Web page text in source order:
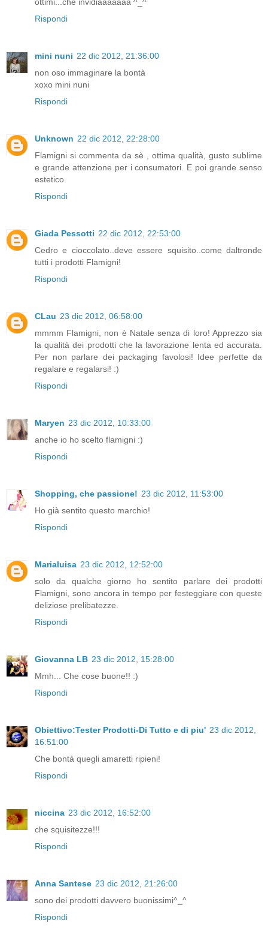
Rispondi
mini nuni 22 dic 2012, 21:36:00
non oso immaginare la bontà
xoxo mini nuni
Rispondi
Unknown 22 dic 2012, 22:28:00
Flamigni si commenta da sè , ottima qualità, gusto sublime
e grande attenzione per i consumatori. E poi grande senso
estetico.
Rispondi
Giada Pessotti 22 dic 2012, 22:53:00
Cedro e cioccolato..deve essere squisito..come daltronde
tutti i prodotti Flamigni!
Rispondi
CLau 23 dic 2012, 06:58:00
mmmm Flamigni, non è Natale senza di loro! Apprezzo sia
la qualità dei prodotti che la lavorazione lenta ed accurata.
Per non parlare dei packaging favolosi! Idee perfette da
regalare e regalarsi! :)
Rispondi
Maryen 23 dic 2012, 10:33:00
anche io ho scelto flamigni :)
Rispondi
Shopping, che passione! 23 dic 2012, 11:53:00
Ho già sentito questo marchio!
Rispondi
Marialuisa 23 dic 2012, 12:52:00
solo da qualche giorno ho sentito parlare dei prodotti
Flamigni, sono ancora in tempo per festeggiare con queste
deliziose prelibatezze.
Rispondi
Giovanna LB 23 dic 2012, 15:28:00
Mmh... Che cose buone!! :)
Rispondi
Obiettivo:Tester Prodotti-Di Tutto e di piu' 23 dic 2012,
16:51:00
Che bontà quegli amaretti ripieni!
Rispondi
niccina 23 dic 2012, 16:52:00
che squisitezze!!!
Rispondi
Anna Santese 23 dic 2012, 21:26:00
sono dei prodotti davvero buonissimi^_^
Rispondi